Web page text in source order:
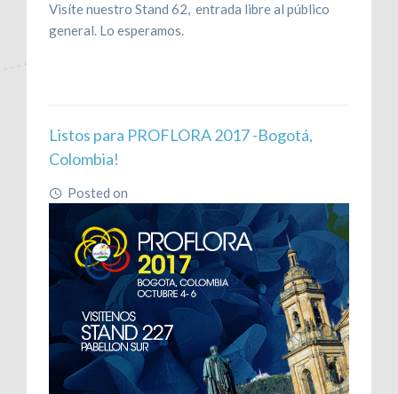
Visíte nuestro Stand 62, entrada libre al público
general. Lo esperamos.
Listos para PROFLORA 2017 -Bogotá,
Colombia!
Posted on